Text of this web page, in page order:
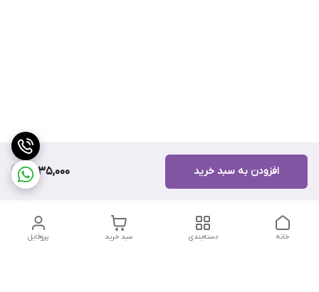
9,935,000 افزودن به سبد خرید
پروفایل سبد خرید دسته‌بندی خانه